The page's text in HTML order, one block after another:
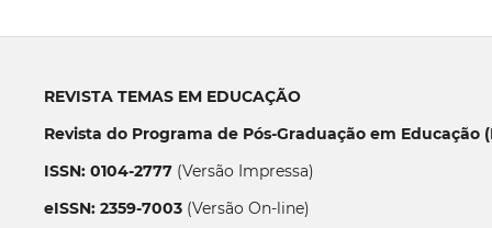
REVISTA TEMAS EM EDUCAÇÃO
Revista do Programa de Pós-Graduação em Educação
ISSN: 0104-2777(Versão Impressa)
eISSN: 2359-7003(Versão On-line)